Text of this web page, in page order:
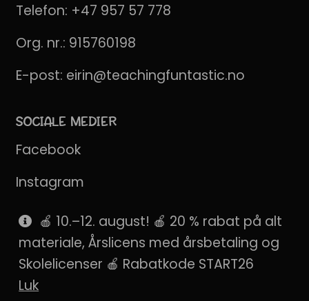
Telefon: +47 957 57 778
Org. nr.: 915760198
E-post: eirin@teachingfuntastic.no
SOCIALE MEDIER
Facebook
Instagram
Pinterest
SnapChat
🍎 10.–12. august! 🍎 20 % rabat på alt
materiale, Årslicens med årsbetaling og
Skolelicenser 🍎 Rabatkode START26
Luk